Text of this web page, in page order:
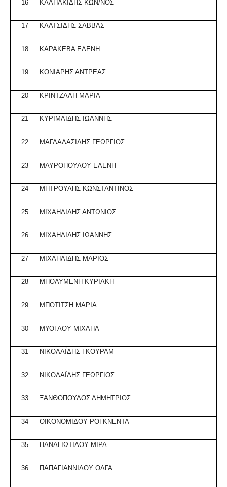
16 ΚΑΛΠΑΚΙΔΗΣ ΚΩΝ/ΝΟΣ
17 ΚΑΛΤΣΙΔΗΣ ΣΑΒΒΑΣ
18 ΚΑΡΑΚΕΒΑ ΕΛΕΝΗ
19 ΚΟΝΙΑΡΗΣ ΑΝΤΡΕΑΣ
20 ΚΡΙΝΤΖΑΛΗ ΜΑΡΙΑ
21 ΚΥΡΙΜΛΙΔΗΣ ΙΩΑΝΝΗΣ
22 ΜΑΓΔΑΛΑΣΙΔΗΣ ΓΕΩΡΓΙΟΣ
23 ΜΑΥΡΟΠΟΥΛΟΥ ΕΛΕΝΗ
24 ΜΗΤΡΟΥΛΗΣ ΚΩΝΣΤΑΝΤΙΝΟΣ
25 ΜΙΧΑΗΛΙΔΗΣ ΑΝΤΩΝΙΟΣ
26 ΜΙΧΑΗΛΙΔΗΣ ΙΩΑΝΝΗΣ
27 ΜΙΧΑΗΛΙΔΗΣ ΜΑΡΙΟΣ
28 ΜΠΟΛΥΜΕΝΗ ΚΥΡΙΑΚΗ
29 ΜΠΟΤΙΤΣΗ ΜΑΡΙΑ
30 ΜΥΟΓΛΟΥ ΜΙΧΑΗΛ
31 ΝΙΚΟΛΑΪΔΗΣ ΓΚΟΥΡΑΜ
32 ΝΙΚΟΛΑΪΔΗΣ ΓΕΩΡΓΙΟΣ
33 ΞΑΝΘΟΠΟΥΛΟΣ ΔΗΜΗΤΡΙΟΣ
34 ΟΙΚΟΝΟΜΙΔΟΥ ΡΟΓΚΝΕΝΤΑ
35 ΠΑΝΑΓΙΩΤΙΔΟΥ ΜΙΡΑ
36 ΠΑΠΑΓΙΑΝΝΙΔΟΥ ΟΛΓΑ